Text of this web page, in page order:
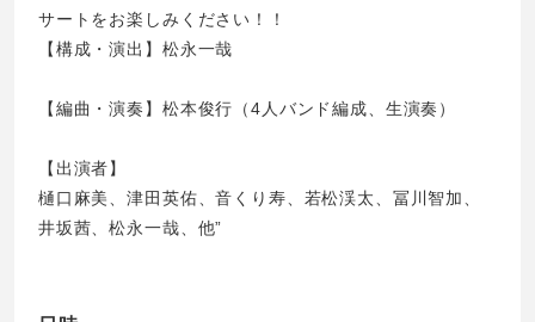
サートをお楽しみください！！
【構成・演出】松永一哉
【編曲・演奏】松本俊行（4人バンド編成、生演奏）
【出演者】
樋口麻美、津田英佑、音くり寿、若松渓太、冨川智加、
井坂茜、松永一哉、他”